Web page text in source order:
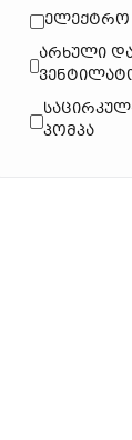
Ელექტრო
Არხული
Პომპა